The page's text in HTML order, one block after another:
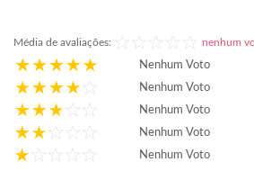
Média de avaliações: nenhum
Nenhum Voto
Nenhum Voto
Nenhum Voto
Nenhum Voto
Nenhum Voto